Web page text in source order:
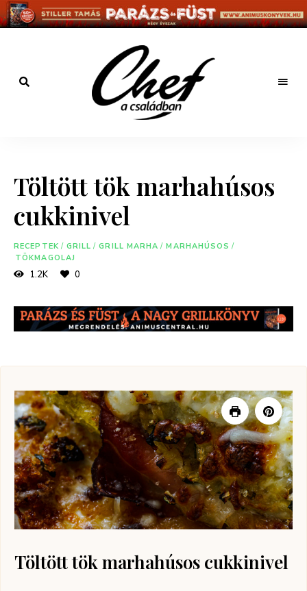
családban
Töltött tök marhahúsos
cukkinivel
RECEPTEK / GRILL / GRILL MARHA / MARHAHÚSOS /
TÖKMAGOLAJ
1.2K 0
Töltött tök marhahúsos cukkinivel